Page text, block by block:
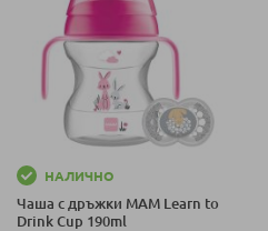
НАЛИЧНО
Чаша с дръжки MAM Learn to
Drink Cup 190ml